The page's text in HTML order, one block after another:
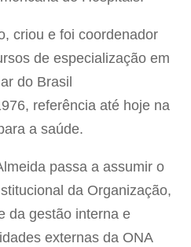
criou e foi coordenador
de especialização em
do Brasil
referência até hoje na
a saúde.
passa a assumir o
da Organização,
da gestão interna e
externas da ONA